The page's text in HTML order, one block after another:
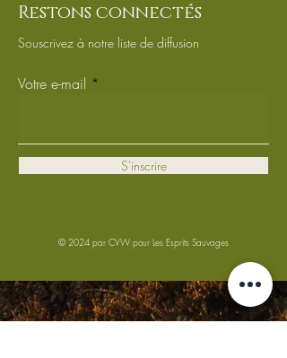
Restons connectés
Souscrivez à notre liste de diffusion
Votre e-mail
S'inscrire
© 2024 par CVWpour Les Esprits Sauvages